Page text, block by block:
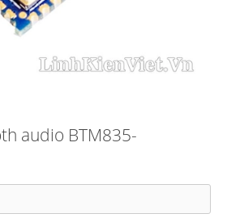
audio BTM835-